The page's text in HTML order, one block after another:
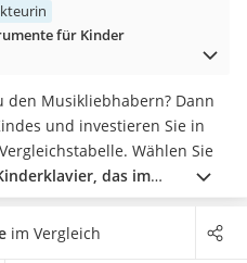
für Kinder
den Musikliebhabern? Dann
und investieren Sie in
Wählen Sie
das im
echtes Piano klingen wird.
zwar sofort einsatzbereit,
im Vergleich